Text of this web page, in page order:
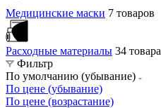
Медицинские маски 7 товаров
Расходные материалы 34 товара
Фильтр
По умолчанию (убывание)
По цене (убывание)
По цене (возрастание)